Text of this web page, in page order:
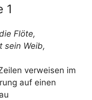
1
Flöte,
sein Weib,
verweisen im
auf einen